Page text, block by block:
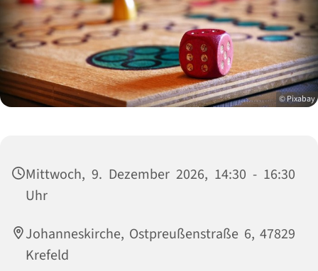
© Pixabay
Mittwoch, 9. Dezember 2026, 14:30 - 16:30
Uhr
Johanneskirche, Ostpreußenstraße 6, 47829
Krefeld